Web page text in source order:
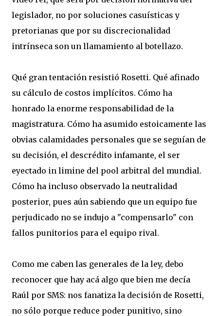
legislador, no por soluciones casuísticas y
pretorianas que por su discrecionalidad
intrínseca son un llamamiento al botellazo.
Qué gran tentación resistió Rosetti. Qué afinado
su cálculo de costos implícitos. Cómo ha
honrado la enorme responsabilidad de la
magistratura. Cómo ha asumido estoicamente las
obvias calamidades personales que se seguían de
su decisión, el descrédito infamante, el ser
eyectado in limine del pool arbitral del mundial.
Cómo ha incluso observado la neutralidad
posterior, pues aún sabiendo que un equipo fue
perjudicado no se indujo a "compensarlo" con
fallos punitorios para el equipo rival.
Como me caben las generales de la ley, debo
reconocer que hay acá algo que bien me decía
Raúl por SMS: nos fanatiza la decisión de Rosetti,
no sólo porque reduce poder punitivo, sino